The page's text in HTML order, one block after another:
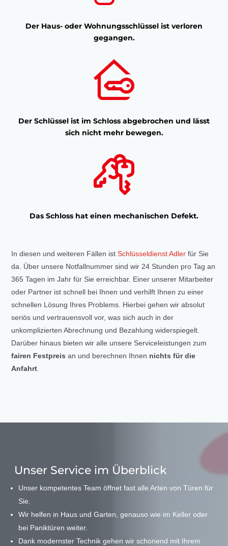
Der Haus- oder Wohnungsschlüssel ist verloren
gegangen.
Der Schlüssel ist im Schloss abgebrochen und lässt
sich nicht mehr bewegen.
Das Schloss hat einen mechanischen Defekt.
In diesen und weiteren Fällen istSchlüsseldienst Adler für Sie
da. Über unsere Notfallnummer sind wir 24 Stunden pro Tag an
365 Tagen im Jahr für Sie erreichbar. Einer unserer Mitarbeiter
oder Partner ist schnell bei Ihnen und verhilft Ihnen zu einer
schnellen Lösung Ihres Problems. Hierbei gehen wir absolut
seriös und vertrauensvoll vor, was sich auch in der
unkomplizierten Abrechnung und Bezahlung widerspiegelt.
Darüber hinaus bieten wir alle unsere Serviceleistungen zum
fairen Festpreis an und berechnen Ihnen nichts für die
Anfahrt
Unser Service im Überblick
Unser kompetentes Team öffnet fast alle Arten von Türen für
Sie.
Wir helfen in Haus und Garten, genauso wie im Keller oder
bei Paniktüren weiter.
Dank modernster Technik gehen wir schonend mit Ihrem